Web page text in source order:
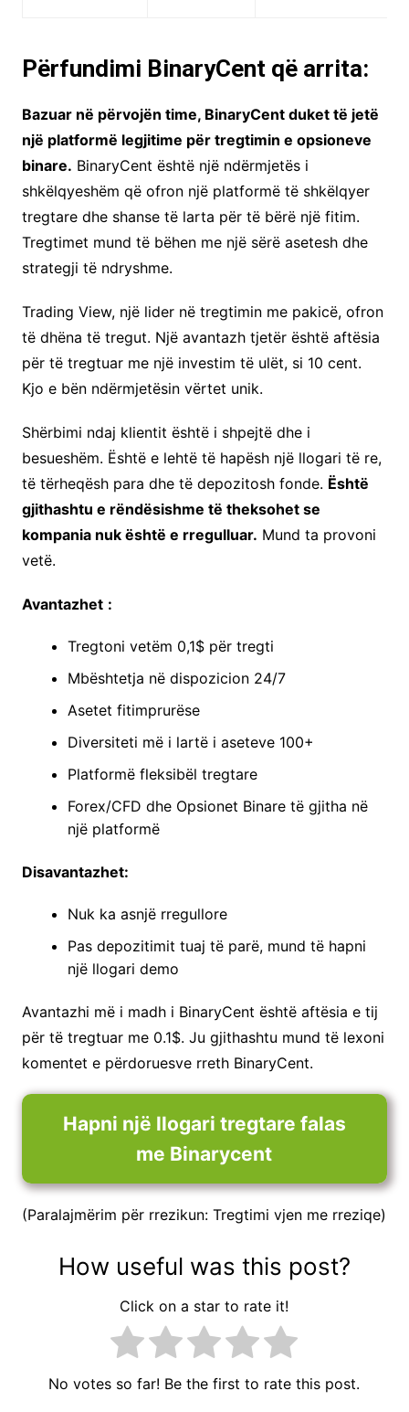
Përfundimi BinaryCent që arrita:
Bazuar në përvojën time, BinaryCent duket të jetë
një platformë legjitime për tregtimin e opsioneve
binare. BinaryCent është një ndërmjetës i
shkëlqyeshëm që ofron një platformë të shkëlqyer
tregtare dhe shanse të larta për të bërë një fitim.
Tregtimet mund të bëhen me një sërë asetesh dhe
strategji të ndryshme.
Trading View, një lider në tregtimin me pakicë, ofron
të dhëna të tregut. Një avantazh tjetër është aftësia
për të tregtuar me një investim të ulët, si 10 cent.
Kjo e bën ndërmjetësin vërtet unik.
Shërbimi ndaj klientit është i shpejtë dhe i
besueshëm. Është e lehtë të hapësh një llogari të re,
të tërheqësh para dhe të depozitosh fonde. Është
gjithashtu e rëndësishme të theksohet se
kompania nuk është e rregulluar. Mund ta provoni
vetë.
Avantazhet :
Tregtoni vetëm 0,1$ për tregti
Mbështetja në dispozicion 24/7
Asetet fitimprurëse
Diversiteti më i lartë i aseteve 100+
Platformë fleksibël tregtare
Forex/CFD dhe Opsionet Binare të gjitha në
një platformë
Disavantazhet:
Nuk ka asnjë rregullore
Pas depozitimit tuaj të parë, mund të hapni
një llogari demo
Avantazhi më i madh i BinaryCent është aftësia e tij
për të tregtuar me 0.1$. Ju gjithashtu mund të lexoni
komentet e përdoruesve rreth BinaryCent.
Hapni një llogari tregtare falas
me Binarycent
(Paralajmërim për rrezikun: Tregtimi vjen me rreziqe)
How useful was this post?
Click on a star to rate it!
No votes so far! Be the first to rate this post.